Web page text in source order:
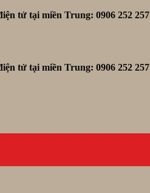
tử tại miền Trung: 0906 252 257
tử tại miền Trung: 0906 252 257